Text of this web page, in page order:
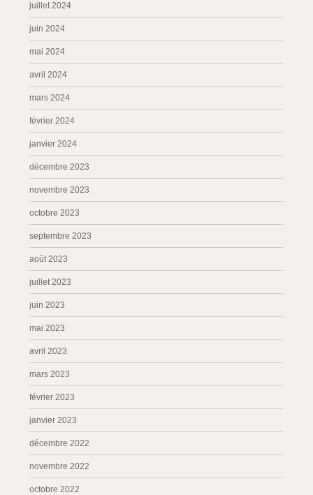
juillet 2024
juin 2024
mai 2024
avril 2024
mars 2024
février 2024
janvier 2024
décembre 2023
novembre 2023
octobre 2023
septembre 2023
août 2023
juillet 2023
juin 2023
mai 2023
avril 2023
mars 2023
février 2023
janvier 2023
décembre 2022
novembre 2022
octobre 2022